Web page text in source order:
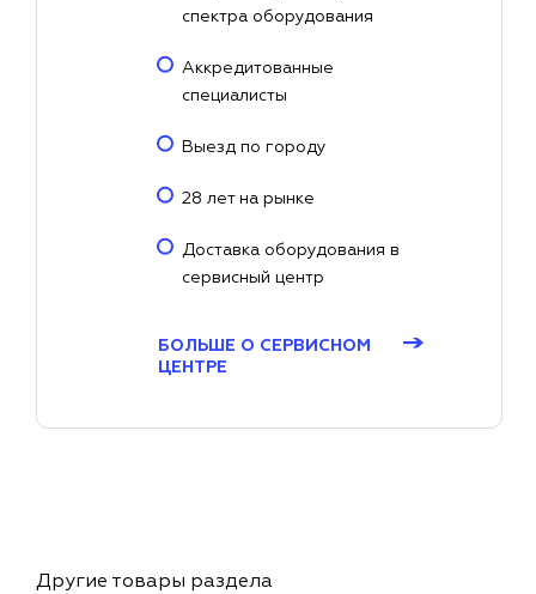
спектра оборудования
Аккредитованные
специалисты
Выезд по городу
28 лет на рынке
Доставка оборудования в
сервисный центр
БОЛЬШЕ О СЕРВИСНОМ
ЦЕНТРЕ
→
Другие товары раздела